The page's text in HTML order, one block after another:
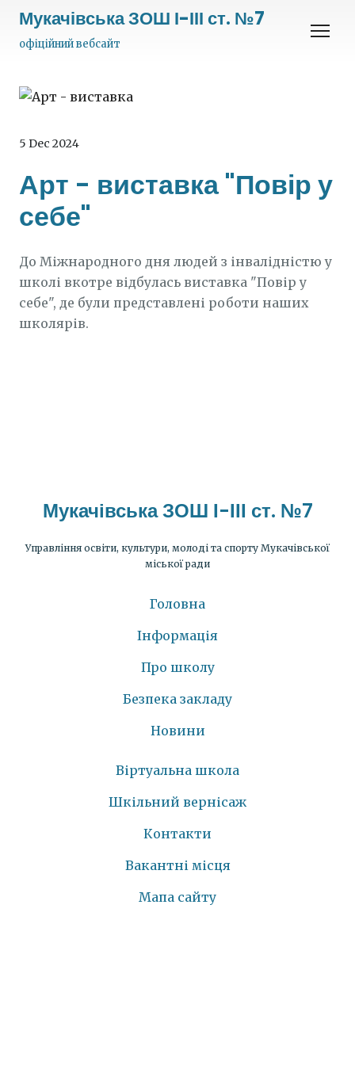
Мукачівська ЗОШ І-ІІІ ст. №7
офіційний вебсайт
5 Dec 2024
Арт - виставка "Повір у
себе"
До Міжнародного дня людей з інвалідністю у
школі вкотре відбулась виставка "Повір у
себе", де були представлені роботи наших
школярів.
Мукачівська ЗОШ І-ІІІ ст. №7
Управління освіти, культури, молоді та спорту Мукачівської
міської ради
Головна
Інформація
Про школу
Безпека закладу
Новини
Віртуальна школа
Шкільний вернісаж
Контакти
Вакантні місця
Мапа сайту